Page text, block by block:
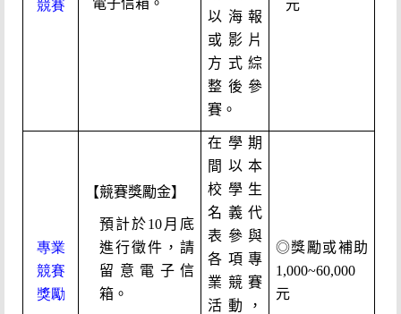
競賽
以海報
或影片
方式綜
整後參
賽。
元
專業
競賽
獎勵
【競賽獎勵金】
預計於10月底
進行徵件，請
留意電子信
箱。
在學期
間以本
校學生
名義代
表參與
各項專
業競賽
活動，
◎獎勵或補助
1,000~60,000
元